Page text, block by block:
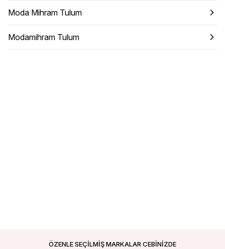
Moda Mihram Tulum
Modamihram Tulum
ÖZENLE SEÇİLMİŞ MARKALAR CEBİNİZDE